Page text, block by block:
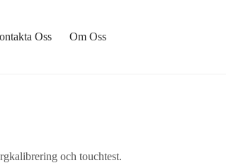
Oss Om Oss
och touchtest.